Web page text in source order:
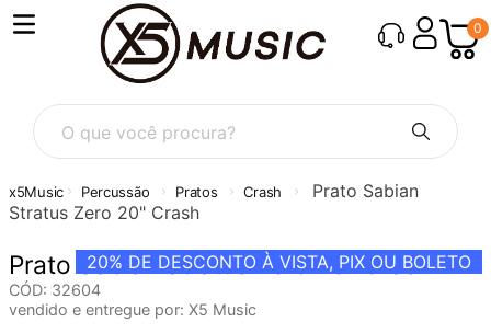
0
O que você procura?
Percussão Pratos Crash
Prato Sabian
Stratus Zero 20" Crash
20% DE DESCONTO À VISTA, PIX OU BOLETO
Prato Sabian Stratus Zero 20" Crash
CÓD: 32604
vendido e entregue por: X5 Music